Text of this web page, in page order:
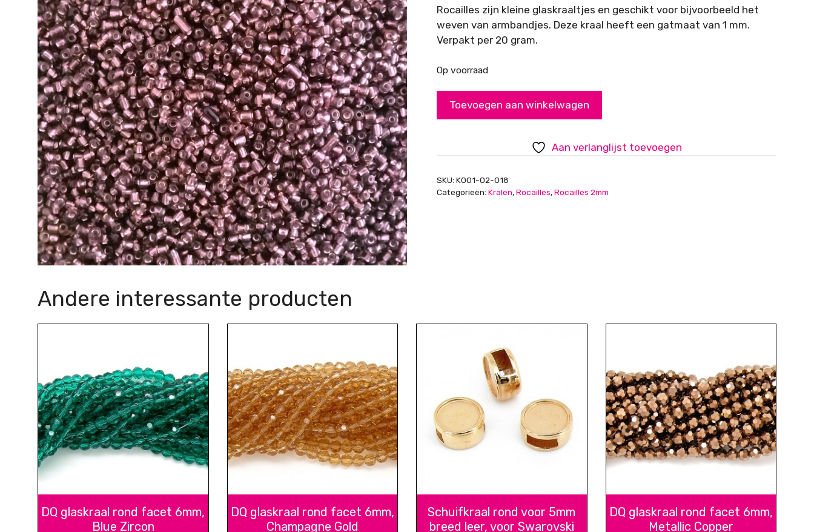
Rocailles zijn kleine glaskraaltjes en geschikt voor bijvoorbeeld het
weven van armbandjes. Deze kraal heeft een gatmaat van 1 mm.
Verpakt per 20 gram.
Op voorraad
transparant
paarse
2mm
Toevoegen aan winkelwagen
Aan verlanglijst toevoegen
SKU: K001-02-018
Categorieën: Kralen,Rocailles,Rocailles 2mm
Andere interessante producten
DQ glaskraal rond facet 6mm,
Blue Zircon
DQ glaskraal rond facet 6mm,
Champagne Gold
Schuifkraal rond voor 5mm
breed leer, voor Swarovski
DQ glaskraal rond facet 6mm,
Metallic Copper